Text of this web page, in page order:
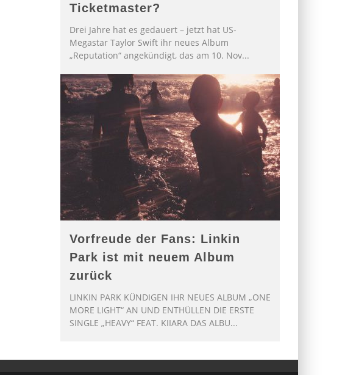
Ticketmaster?
Drei Jahre hat es gedauert – jetzt hat US-
Megastar Taylor Swift ihr neues Album
„Reputation“ angekündigt, das am 10. Nov...
Vorfreude der Fans: Linkin
Park ist mit neuem Album
zurück
LINKIN PARK KÜNDIGEN IHR NEUES ALBUM „ONE
MORE LIGHT“ AN UND ENTHÜLLEN DIE ERSTE
SINGLE „HEAVY“ FEAT. KIIARA DAS ALBU...